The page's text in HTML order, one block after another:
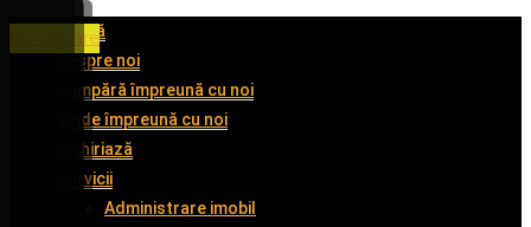
Acasă
Despre noi
Cumpără împreună cu noi
Vinde împreună cu noi
Închiriază
Servicii
Administrare imobil
De închiriat
De închiriat
De închiriat
De vânzare